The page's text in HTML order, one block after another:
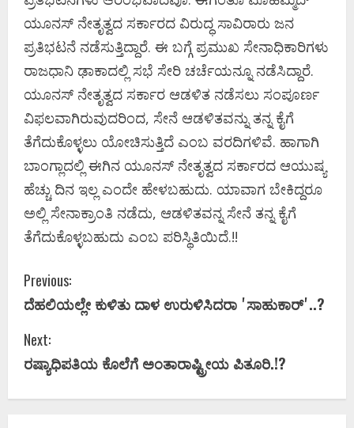
ಯೂನಸ್‌ ನೇತೃತ್ವದ ಸರ್ಕಾರದ ವಿರುದ್ಧ ಸಾವಿರಾರು ಜನ
ಪ್ರತಿಭಟನೆ ನಡೆಸುತ್ತಿದ್ದಾರೆ. ಈ ಬಗ್ಗೆ ಪ್ರಮುಖ ಸೇನಾಧಿಕಾರಿಗಳು
ರಾಜಧಾನಿ ಢಾಕಾದಲ್ಲಿ ಸಭೆ ಸೇರಿ ಚರ್ಚೆಯನ್ನೂ ನಡೆಸಿದ್ದಾರೆ.
ಯೂನಸ್‌ ನೇತೃತ್ವದ ಸರ್ಕಾರ ಆಡಳಿತ ನಡೆಸಲು ಸಂಪೂರ್ಣ
ವಿಫಲವಾಗಿರುವುದರಿಂದ, ಸೇನೆ ಆಡಳಿತವನ್ನು ತನ್ನ ಕೈಗೆ
ತೆಗೆದುಕೊಳ್ಳಲು ಯೋಚಿಸುತ್ತಿದೆ ಎಂಬ ವರದಿಗಳಿವೆ. ಹಾಗಾಗಿ
ಬಾಂಗ್ಲಾದಲ್ಲಿ ಈಗಿನ ಯೂನಸ್‌ ನೇತೃತ್ವದ ಸರ್ಕಾರದ ಆಯುಷ್ಯ
ಹೆಚ್ಚು ದಿನ ಇಲ್ಲ ಎಂದೇ ಹೇಳಬಹುದು. ಯಾವಾಗ ಬೇಕಿದ್ದರೂ
ಅಲ್ಲಿ ಸೇನಾಕ್ರಾಂತಿ ನಡೆದು, ಆಡಳಿತವನ್ನ ಸೇನೆ ತನ್ನ ಕೈಗೆ
ತೆಗೆದುಕೊಳ್ಳಬಹುದು ಎಂಬ ಪರಿಸ್ಥಿತಿಯಿದೆ.!!
C
o
n
Previous:
ದೆಹಲಿಯಲ್ಲೇ ಕುಳಿತು ದಾಳ ಉರುಳಿಸಿದರಾ ʼಸಾಹುಕಾರ್‌ʼ..?
Next:
ರಷ್ಯಾಧಿಪತಿಯ ಕೊಲೆಗೆ ಅಂತಾರಾಷ್ಟ್ರೀಯ ಪಿತೂರಿ.!?